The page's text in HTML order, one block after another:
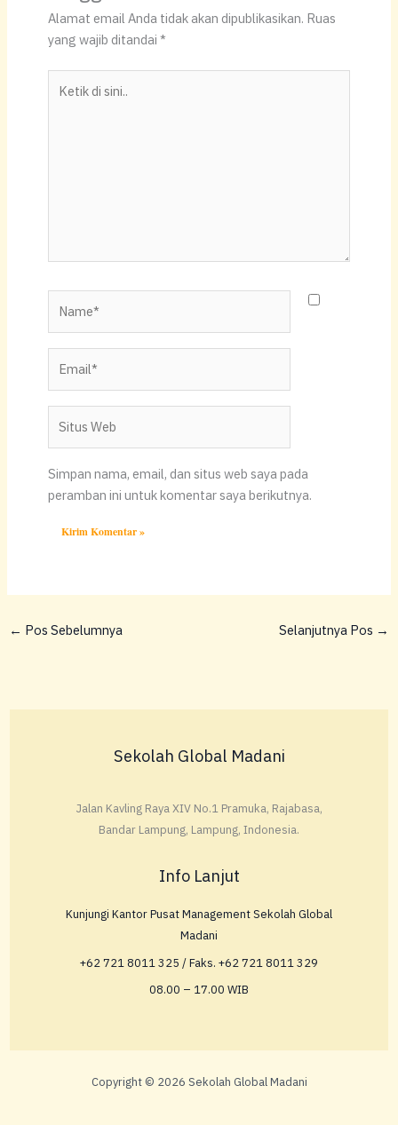
s
A
p
p
e
b
o
o
y
Li
n
e
Alamat email Anda tidak akan dipublikasikan. Ruas
yang wajib ditandai *
Web
Simpan nama, email, dan situs web saya pada
peramban ini untuk komentar saya berikutnya.
← Pos Sebelumnya Selanjutnya Pos →
Sekolah Global Madani
Jalan Kavling Raya XIV No.1 Pramuka, Rajabasa,
Bandar Lampung, Lampung, Indonesia.
Info Lanjut
Kunjungi Kantor Pusat Management Sekolah Global
Madani
+62 721 8011 325 / Faks. +62 721 8011 329
08.00 – 17.00 WIB
Copyright © 2026 Sekolah Global Madani